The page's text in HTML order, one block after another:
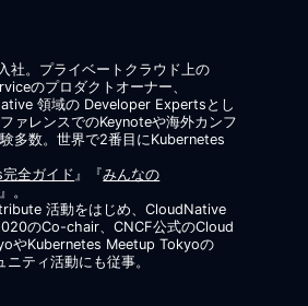
社。プライベートクラウド上の
のプロダクトオーナー、
領域の Developer Expertsとし
ァレンスでのKeynoteや海外カンフ
多数。世界で2番目にKubernetes
全ガイド』『みんなの
』。
活動をはじめ、CloudNative
のCo-chair、CNCF公式のCloud
やKubernetes Meetup Tokyoの
ティ活動にも従事。